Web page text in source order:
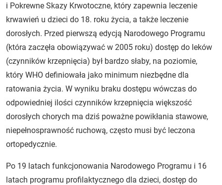
i Pokrewne Skazy Krwotoczne, który zapewnia leczenie
krwawień u dzieci do 18. roku życia, a także leczenie
dorosłych. Przed pierwszą edycją Narodowego Programu
(która zaczęła obowiązywać w 2005 roku) dostęp do leków
(czynników krzepnięcia) był bardzo słaby, na poziomie,
który WHO definiowała jako minimum niezbędne dla
ratowania życia. W wyniku braku dostępu wówczas do
odpowiedniej ilości czynników krzepnięcia większość
dorosłych chorych ma dziś poważne powikłania stawowe,
niepełnosprawność ruchową, często musi być leczona
ortopedycznie.
Po 19 latach funkcjonowania Narodowego Programu i 16
latach programu profilaktycznego dla dzieci, dostęp do